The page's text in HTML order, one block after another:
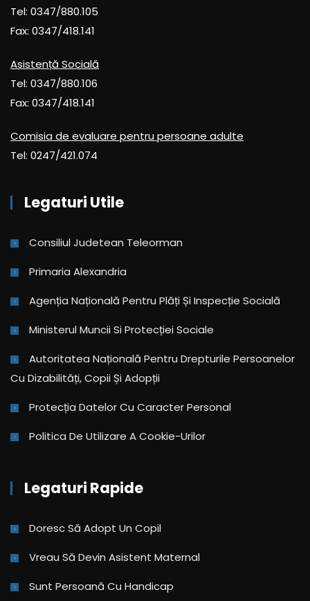
Tel: 0347/880.105
Fax: 0347/418.141
Asistență Socială
Tel: 0347/880.106
Fax: 0347/418.141
Comisia de evaluare pentru persoane adulte
Tel: 0247/421.074
Legaturi Utile
Consiliul Judetean Teleorman
Primaria Alexandria
Agenția Națională Pentru Plăți Și Inspecție Socială
Ministerul Muncii Si Protecției Sociale
Autoritatea Națională Pentru Drepturile Persoanelor
Cu Dizabilități, Copii Și Adopții
Protecția Datelor Cu Caracter Personal
Politica De Utilizare A Cookie-Urilor
Legaturi Rapide
Doresc Să Adopt Un Copil
Vreau Să Devin Asistent Maternal
Sunt Persoană Cu Handicap